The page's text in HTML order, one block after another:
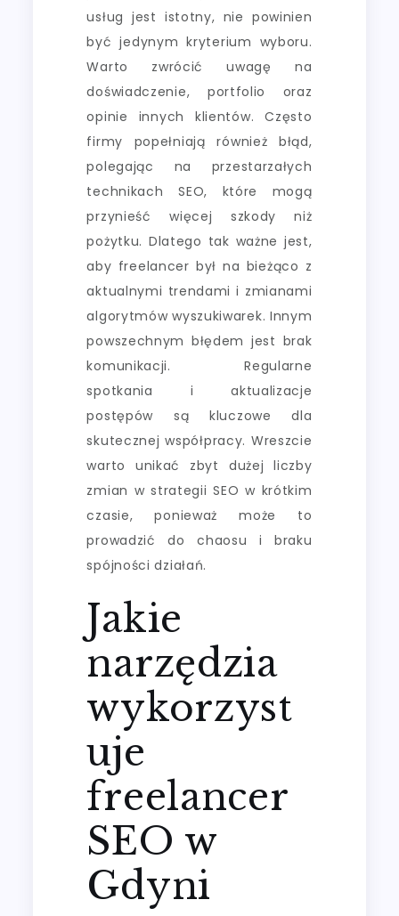
usług jest istotny, nie powinien
być jedynym kryterium wyboru.
Warto zwrócić uwagę na
doświadczenie, portfolio oraz
opinie innych klientów. Często
firmy popełniają również błąd,
polegając na przestarzałych
technikach SEO, które mogą
przynieść więcej szkody niż
pożytku. Dlatego tak ważne jest,
aby freelancer był na bieżąco z
aktualnymi trendami i zmianami
algorytmów wyszukiwarek. Innym
powszechnym błędem jest brak
komunikacji. Regularne
spotkania i aktualizacje
postępów są kluczowe dla
skutecznej współpracy. Wreszcie
warto unikać zbyt dużej liczby
zmian w strategii SEO w krótkim
czasie, ponieważ może to
prowadzić do chaosu i braku
spójności działań.
Jakie
narzędzia
wykorzyst
uje
freelancer
SEO w
Gdyni